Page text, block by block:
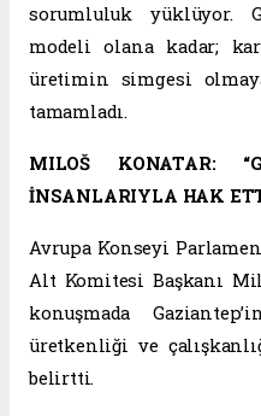
sorumluluk yüklüyor.
modeli olana kadar;
üretimin simgesi
tamamladı.
MILOŠ KONATAR:
İNSANLARIYLA HAK
Avrupa Konseyi
Alt Komitesi Başkanı
konuşmada
üretkenliği ve
belirtti.